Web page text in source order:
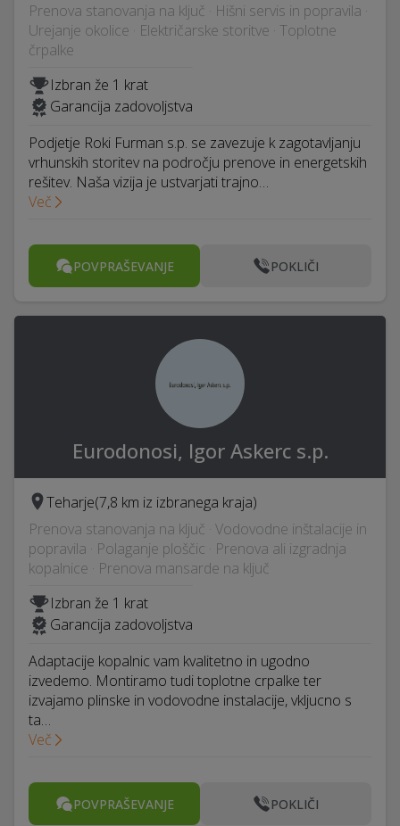
Prenova stanovanja na ključ · Hišni servis in popravila ·
Urejanje okolice · Električarske storitve · Toplotne
črpalke
Izbran že 1 krat
Garancija zadovoljstva
Podjetje Roki Furman s.p. se zavezuje k zagotavljanju
vrhunskih storitev na področju prenove in energetskih
rešitev. Naša vizija je ustvarjati trajno…
Več
POVPRAŠEVANJE POKLIČI
Eurodonosi, Igor Askerc s.p.
Teharje(7,8 km iz izbranega kraja)
Prenova stanovanja na ključ · Vodovodne inštalacije in
popravila · Polaganje ploščic · Prenova ali izgradnja
kopalnice · Prenova mansarde na ključ
Izbran že 1 krat
Garancija zadovoljstva
Adaptacije kopalnic vam kvalitetno in ugodno
izvedemo. Montiramo tudi toplotne crpalke ter
izvajamo plinske in vodovodne instalacije, vkljucno s
ta…
Več
POVPRAŠEVANJE POKLIČI